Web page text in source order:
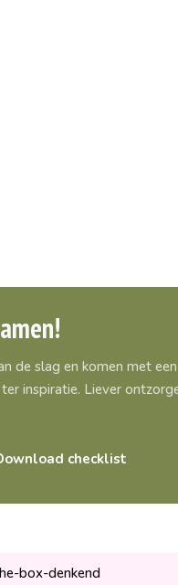
de slag en komen met
inspiratie. Liever
checklist
box-denkend